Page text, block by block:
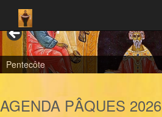
Pentecôte
AGENDA PÂQUES 2026